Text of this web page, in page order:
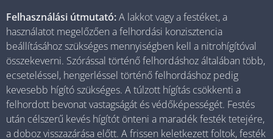
Felhasználási útmutató:A lakkot vagy a festéket, a
használatot megelőzően a felhordási konzisztencia
beállításához szükséges mennyiségben kell a nitrohígítóval
összekeverni. Szórással történő felhordáshoz általában több,
ecseteléssel, hengerléssel történő felhordáshoz pedig
kevesebb hígító szükséges. A túlzott hígítás csökkenti a
felhordott bevonat vastagságát és védőképességét. Festés
után célszerű kevés hígítót önteni a maradék festék tetejére,
a doboz visszazárása előtt. A frissen keletkezett foltok, festék